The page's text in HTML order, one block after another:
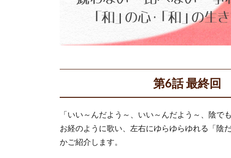
第6話 最終
「いい～んだよう～、いい～んだよう～、陰で
お経のように歌い、左右にゆらゆらゆれる「陰
かご紹介します。